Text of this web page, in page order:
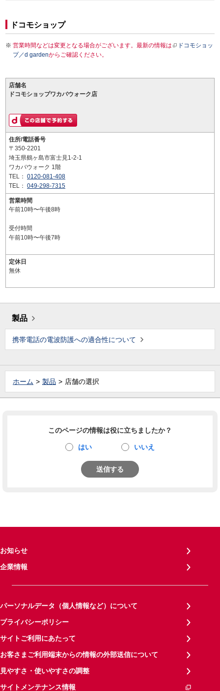
ドコモショップ
営業時間などは変更となる場合がございます。最新の情報は
ドコモショッ
プ／d gardenからご確認ください。
店舗名
ドコモショップワカバウォーク店
住所/電話番号
〒350-2201
埼玉県鶴ヶ島市富士見1-2-1
ワカバウォーク 1階
TEL： 0120-081-408
TEL： 049-298-7315
営業時間
午前10時〜午後8時
受付時間
午前10時〜午後7時
定休日
無休
製品
携帯電話の電波防護への適合性について
ホーム 製品 店舗の選択
このページの情報は役に立ちましたか？
はい いいえ
送信する
お知らせ
企業情報
パーソナルデータ（個人情報など）について
プライバシーポリシー
サイトご利用にあたって
お客さまご利用端末からの情報の外部送信について
見やすさ・使いやすさの調整
サイトメンテナンス情報